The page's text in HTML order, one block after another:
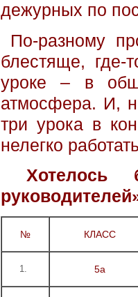
дежурных по
По-разному
блестяще, где-
уроке – в
атмосфера. И,
три урока в
нелегко
Хотелось
№ КЛАСС
5а